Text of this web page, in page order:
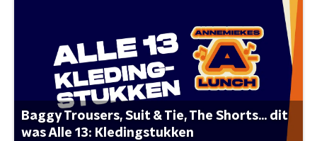
Baggy Trousers, Suit & Tie, The Shorts... dit
was Alle 13: Kledingstukken